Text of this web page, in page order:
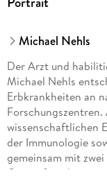
Michael Nehls
Der Arzt und
Michael Nehls
Erbkrankheiten an
wissenschaftlichen
der Immunologie
gemeinsam mit
Genomforscher